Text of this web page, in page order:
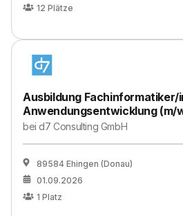
12 Plätze
Ausbildung Fachinformatiker/
Anwendungsentwicklung (m/
beid7 Consulting GmbH
89584 Ehingen (Donau)
01.09.2026
1 Platz